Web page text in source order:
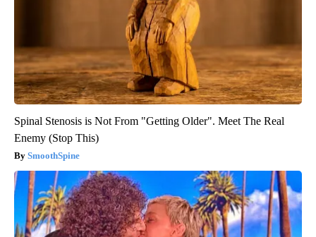
Spinal Stenosis is Not From "Getting Older". Meet The Real
Enemy (Stop This)
SmoothSpine